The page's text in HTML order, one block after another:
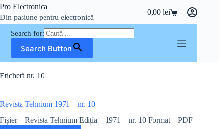
Sari
conținut
Pro Electronica
Din pasiune pentru electronică
Coș
de
0,00lei
Search for:
Search Button
Etichetă nr. 10
Revista Tehnium 1971 – nr. 10
Fișier – Revista Tehnium Ediția – 1971 – nr. 10 Format – PDF